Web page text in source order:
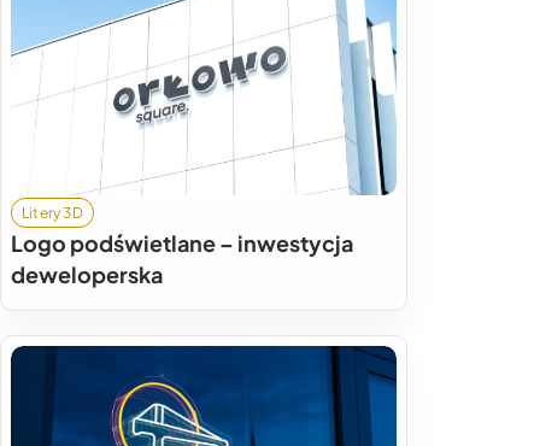
Litery 3D
Logo podświetlane – inwestycja
deweloperska